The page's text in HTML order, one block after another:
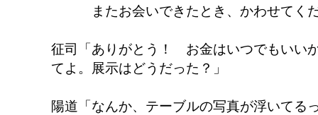
またお会いできたとき、かわせてく
征司「ありがとう！ お金はいつでもいい
てよ。展示はどうだった？」
陽道「なんか、テーブルの写真が浮いてる